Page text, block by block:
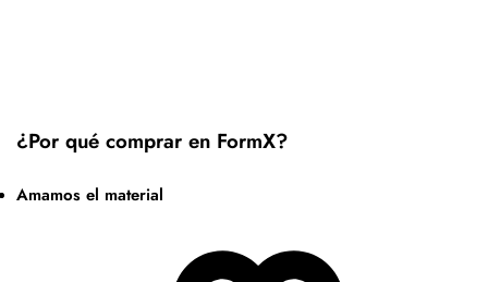
¿Por qué comprar en FormX?
Amamos el material